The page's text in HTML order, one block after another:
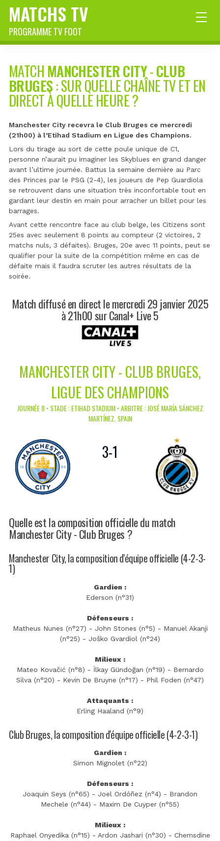
MATCHS TV
PROGRAMME TV FOOT
MATCH MANCHESTER CITY-CLUB
BRUGES: SUR QUELLE CHAÎNE TV ET EN
DIRECT À QUELLE HEURE ?
Manchester City recevra le Club Bruges ce mercredi
(21h00) à l’Etihad Stadium en Ligue des Champions.
Lors du tirage au sort de cette poule unique de C1,
personne n’aurait pu imaginer les Skyblues en grand danger
avant l’ultime journée. Battus la semaine dernière au Parc
des Princes par le PSG (2-4), les joueurs de Pep Guardiola
se retrouvent dans une situation très inconfortable tout en
gardant leur destin en main pour arracher un billet pour les
barrages.
Avant cette rencontre face au club belge, les Citizens sont
25es avec seulement 8 points au compteur (2 victoires, 2
matchs nuls, 3 défaites). Bruges, 20e avec 11 points, peut se
qualifier pour la suite de la compétition même en cas de
défaite mais il faudra scruter les autres résultats de la
soirée.
Match diffusé en direct le mercredi 29 janvier 2025
à 21h00 sur Canal+ Live 5
MANCHESTER CITY - CLUB BRUGES,
LIGUE DES CHAMPIONS
JOURNÉE 8 • STADE : ETIHAD STADIUM • ARBITRE : JOSÉ MARÍA SÁNCHEZ
MARTÍNEZ, SPAIN
3-1
Quelle est la composition officielle du match
Manchester City - Club Bruges ?
Manchester City, la composition d'équipe officielle (4-2-3-
1)
Gardien :
Ederson (n°31)
Défenseurs :
Matheus Nunes (n°27) - John Stones (n°5) - Manuel Akanji
(n°25) - Joško Gvardiol (n°24)
Milieux :
Mateo Kovačić (n°8) - İlkay Gündoğan (n°19) - Bernardo
Silva (n°20) - Kevin De Bruyne (n°17) - Phil Foden (n°47)
Attaquants :
Erling Haaland (n°9)
Club Bruges, la composition d'équipe officielle (4-2-3-1)
Gardien :
Simon Mignolet (n°22)
Défenseurs :
Joaquin Seys (n°65) - Joel Ordóñez (n°4) - Brandon
Mechele (n°44) - Maxim De Cuyper (n°55)
Milieux :
Raphael Onyedika (n°15) - Ardon Jashari (n°30) - Chemsdine